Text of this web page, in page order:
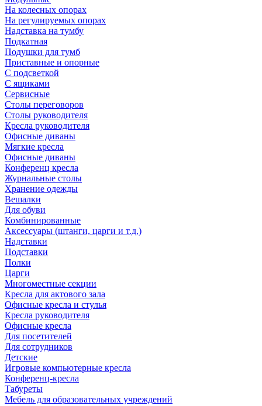
На колесных опорах
На регулируемых опорах
Надставка на тумбу
Подкатная
Подушки для тумб
Приставные и опорные
С подсветкой
С ящиками
Сервисные
Столы переговоров
Столы руководителя
Кресла руководителя
Офисные диваны
Мягкие кресла
Офисные диваны
Конференц кресла
Журнальные столы
Хранение одежды
Вешалки
Для обуви
Комбинированные
Аксессуары (штанги, царги и т.д.)
Надставки
Подставки
Полки
Царги
Многоместные секции
Кресла для актового зала
Офисные кресла и стулья
Кресла руководителя
Офисные кресла
Для посетителей
Для сотрудников
Детские
Игровые компьютерные кресла
Конференц-кресла
Табуреты
Мебель для образовательных учреждений